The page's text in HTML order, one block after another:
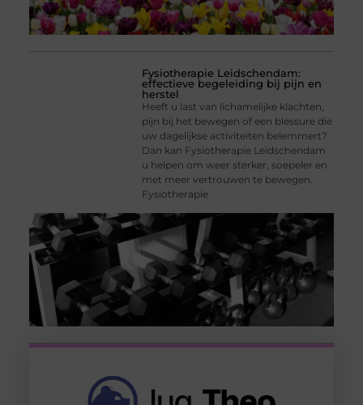
Fysiotherapie Leidschendam:
effectieve begeleiding bij pijn en
herstel
Heeft u last van lichamelijke klachten,
pijn bij het bewegen of een blessure die
uw dagelijkse activiteiten belemmert?
Dan kan Fysiotherapie Leidschendam
u helpen om weer sterker, soepeler en
met meer vertrouwen te bewegen.
Fysiotherapie